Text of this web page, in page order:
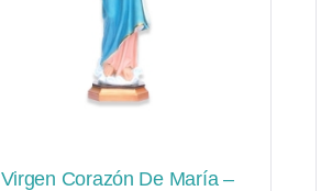
Virgen Corazón De María –